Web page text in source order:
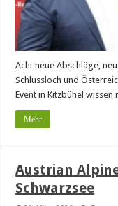
Acht neue Abschläge,
Schlussloch und
Event in Kitzbühel wissen
Mehr
Austrian
Schwarzsee